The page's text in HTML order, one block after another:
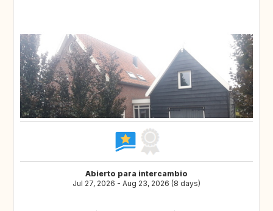
Abierto para intercambio
Jul 27, 2026 - Aug 23, 2026 (8 days)